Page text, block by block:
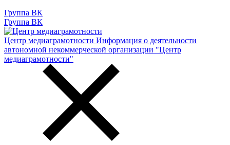
Группа ВК
Группа ВК
Центр медиаграмотности Информация о деятельности
автономной некоммерческой организации "Центр
медиаграмотности"